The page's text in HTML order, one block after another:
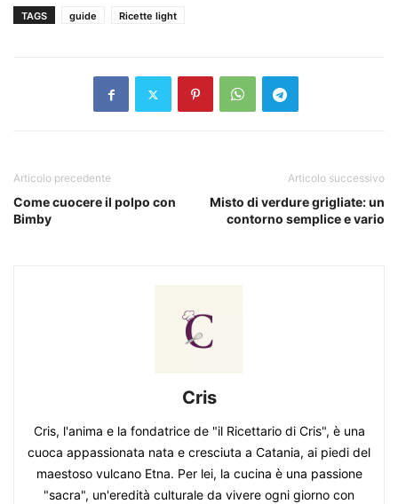
TAGS guide Ricette light
Articolo precedente
Come cuocere il polpo con
Bimby
Articolo successivo
Misto di verdure grigliate: un
contorno semplice e vario
Cris
Cris, l'anima e la fondatrice de "il Ricettario di Cris", è una
cuoca appassionata nata e cresciuta a Catania, ai piedi del
maestoso vulcano Etna. Per lei, la cucina è una passione
"sacra", un'eredità culturale da vivere ogni giorno con